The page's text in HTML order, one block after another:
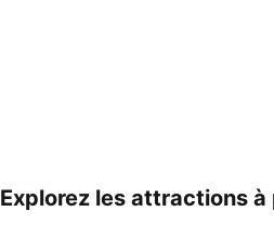
Explorez les attractions à